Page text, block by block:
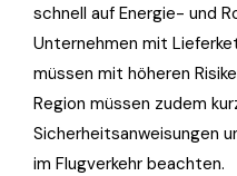
schnell auf Energie- und
Unternehmen mit
müssen mit höheren
Region müssen zudem
Sicherheitsanweisungen
im Flugverkehr beachten.